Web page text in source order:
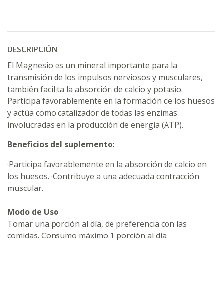
DESCRIPCIÓN
El Magnesio es un mineral importante para la
transmisión de los impulsos nerviosos y musculares,
también facilita la absorción de calcio y potasio.
Participa favorablemente en la formación de los huesos
y actúa como catalizador de todas las enzimas
involucradas en la producción de energía (ATP).
Beneficios del suplemento:
·Participa favorablemente en la absorción de calcio en
los huesos. ·Contribuye a una adecuada contracción
muscular.
Modo de Uso
Tomar una porción al día, de preferencia con las
comidas. Consumo máximo 1 porción al día.